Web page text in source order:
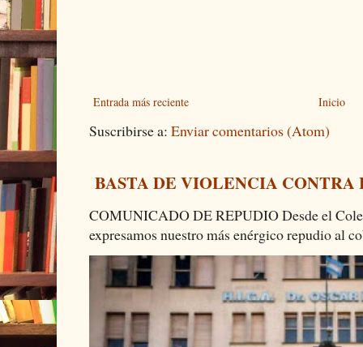
Entrada más reciente Inicio
Suscribirse a: Enviar comentarios (Atom)
BASTA DE VIOLENCIA
COMUNICADO DE REPUDIO Desde el
expresamos nuestro más enérgico repudio al